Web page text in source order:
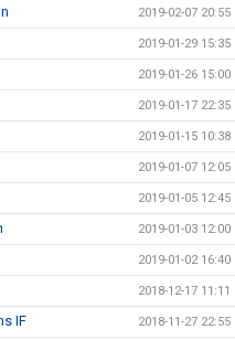
2019-02-07 20:55
2019-01-29 15:35
2019-01-26 15:00
2019-01-17 22:35
2019-01-15 10:38
2019-01-07 12:05
2019-01-05 12:45
2019-01-03 12:00
2019-01-02 16:40
2018-12-17 11:11
IF 2018-11-27 22:55